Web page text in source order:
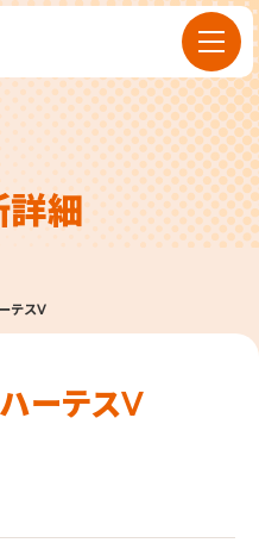
細
テスⅤ
ーテスⅤ